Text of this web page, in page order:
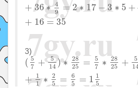
+ 36 ∗ 4
9
= 2∗ 17 − 3 ∗ 5 +
+ 16 = 35
3)
( 5
7 +
5
14 )∗ 28
25
=
5
7 ∗ 28
25
+
5
+ 1
1
∗ 2
5
=
6
5
= 1 1
5
(57 514 ) ∗ 28 25 =57∗28 25